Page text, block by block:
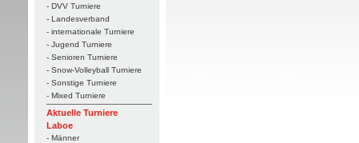
- DVV Turniere
- Landesverband
- internationale Turniere
- Jugend Turniere
- Senioren Turniere
- Snow-Volleyball Turniere
- Sonstige Turniere
- Mixed Turniere
Aktuelle Turniere
Laboe
- Männer